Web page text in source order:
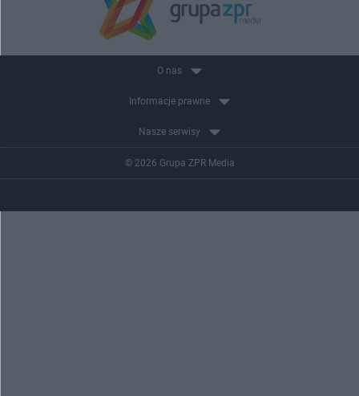
O nas
Informacje prawne
Nasze serwisy
© 2026 Grupa ZPR Media